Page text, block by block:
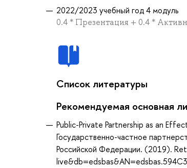
2022/2023 учебный год 4 модуль
0.4 * Презентация + 0.4 *
Список литературы
Рекомендуемая основная
Public-Private Partnership as an
Государственно-частное
Российской Федерации. (2019).